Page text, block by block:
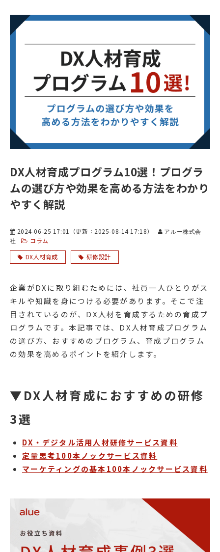
DX人材育成プログラム10選！プログラ
ムの選び方や効果を高める方法をわかり
やすく解説
2024-06-25 17:01 （更新： 2025-08-14 17:18）
アルー株式会
社
コラム
DX人材育成
研修設計
企業がDXに取り組むためには、社員一人ひとりがス
キルや知識を身につける必要があります。そこで注
目されているのが、DX人材を育成するための育成プ
ログラムです。本記事では、DX人材育成プログラム
の選び方、おすすめのプログラム、育成プログラム
の効果を高めるポイントを紹介します。
▼DX人材育成におすすめの研修
3選
DX・デジタル活用人材研修サービス資料
定量思考100本ノックサービス資料
マーケティングの基本100本ノックサービス資料